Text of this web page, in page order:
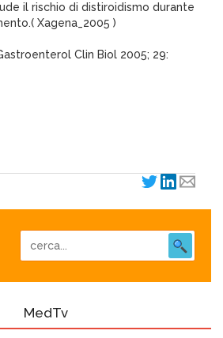
il rischio di distiroidismo durante
Xagena_2005 )
Clin Biol 2005; 29:
MedTv